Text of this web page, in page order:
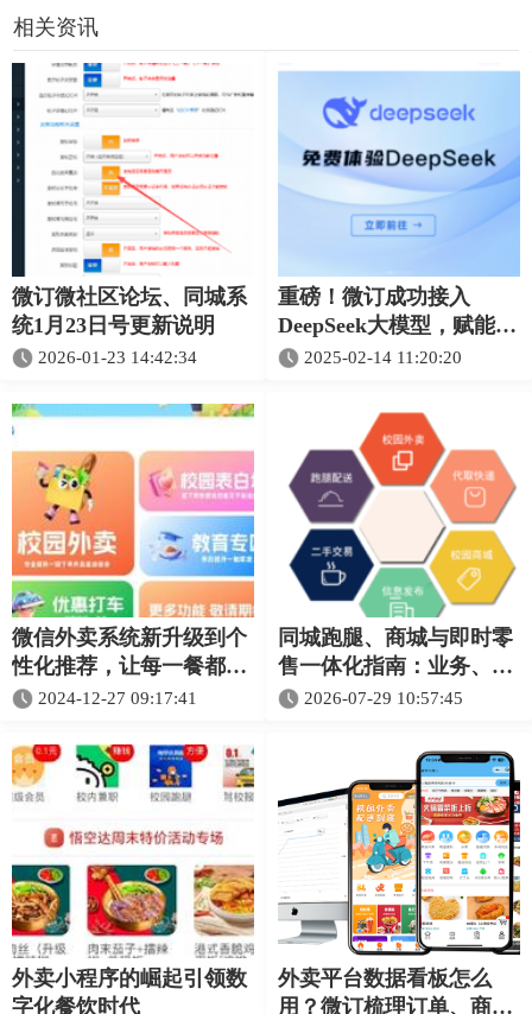
相关资讯
微订微社区论坛、同城系
统1月23日号更新说明
2026-01-23 14:42:34
重磅！微订成功接入
DeepSeek大模型，赋能平
台智能化升级
2025-02-14 11:20:20
微信外卖系统新升级到个
性化推荐，让每一餐都懂
你 2024-12-27 09:17:41
同城跑腿、商城与即时零
售一体化指南：业务、配
送与结算怎样协同
2026-07-29 10:57:45
外卖小程序的崛起引领数
字化餐饮时代
外卖平台数据看板怎么
用？微订梳理订单、商户